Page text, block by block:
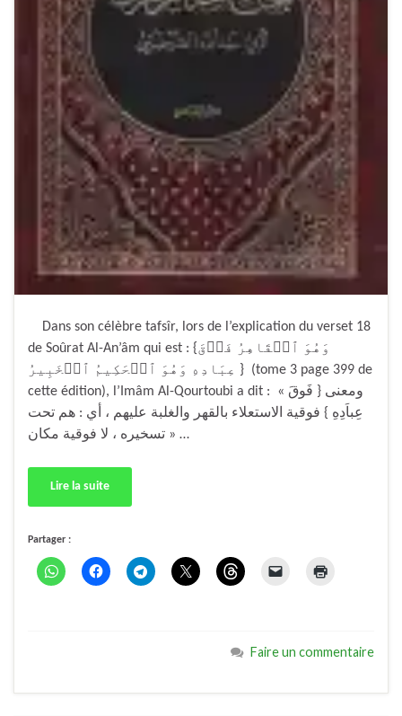
Dans son célèbre tafsîr, lors de l’explication du verset 18
de Soûrat Al-An’âm qui est : {وَهُوَ ٱلۡقَاهِرُ فَوۡقَ
عِبَادِهِ وَهُوَ ٱلۡحَكِيمُ ٱلۡخَبِيرُ } (tome 3 page 399 de
cette édition), l’Imâm Al-Qourtoubi a dit : « ومعنى { فَوقَ
عِباَدِهِ } فوقية الاستعلاء بالقهر والغلبة عليهم ، أي : هم تحت
تسخيره ، لا فوقية مكان » …
Lire la suite
Partager :
Faire un commentaire